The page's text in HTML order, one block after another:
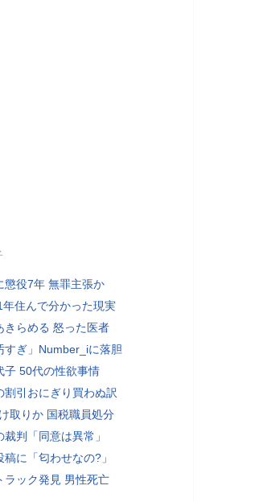
懲役7年 無罪主張か
年住んで分かった現実
きらめる 怒った医者
すぎ」Number_iに落胆
子 50代の性欲事情
割引おにぎり買わぬ訳
取りか 国税職員処分
判「同意は異常」
に「匂わせなの?」
ラック発見 男性死亡